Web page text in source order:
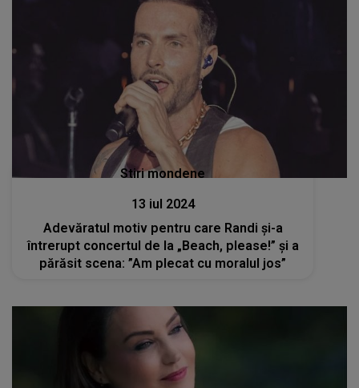
Stiri mondene
13 iul 2024
Adevăratul motiv pentru care Randi și-a
întrerupt concertul de la „Beach, please!” și a
părăsit scena: ”Am plecat cu moralul jos”